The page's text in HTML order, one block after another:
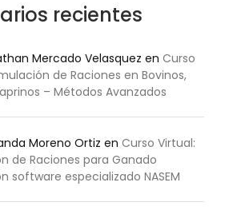
recientes
Mercado Velasquez en Curso
de Raciones en Bovinos,
– Métodos Avanzados
Moreno Ortiz en Curso Virtual:
de Raciones para Ganado
software especializado NASEM